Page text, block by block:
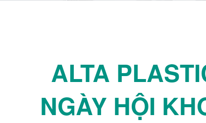
ALTA
NGÀY HỘI